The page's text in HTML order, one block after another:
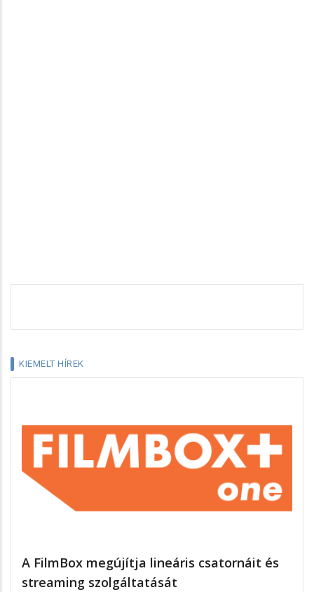
KIEMELT HÍREK
A FilmBox megújítja lineáris csatornáit és
streaming szolgáltatását